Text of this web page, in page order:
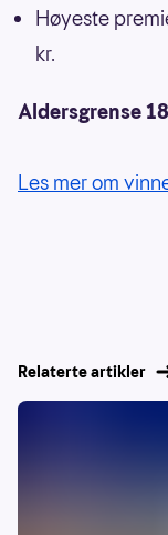
Høyeste
kr.
Aldersgrense
Les mer om
Relaterte artikler